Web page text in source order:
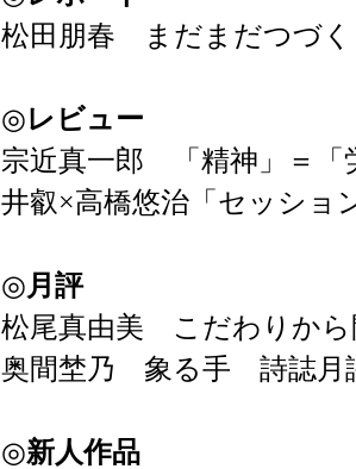
松田朋春 まだまだつづ
◎レビュー
宗近真一郎 「精神」＝
井叡×高橋悠治「セッショ
◎月評
松尾真由美 こだわりか
奥間埜乃 象る手 詩誌月
◎新人作品